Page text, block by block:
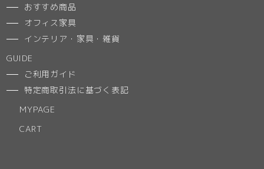
おすすめ商品
オフィス家具
インテリア・家具・雑貨
GUIDE
ご利用ガイド
特定商取引法に基づく表記
MYPAGE
CART